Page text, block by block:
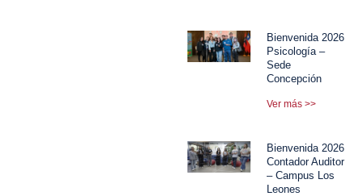
Bienvenida 2026
Psicología –
Sede
Concepción
Ver más >>
Bienvenida 2026
Contador Auditor
– Campus Los
Leones